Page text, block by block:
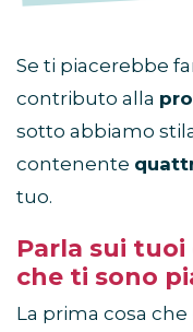
Se ti piacerebbe
contributo alla
sotto abbiamo
contenente
tuo.
Parla sui tuoi
che ti sono
La prima cosa